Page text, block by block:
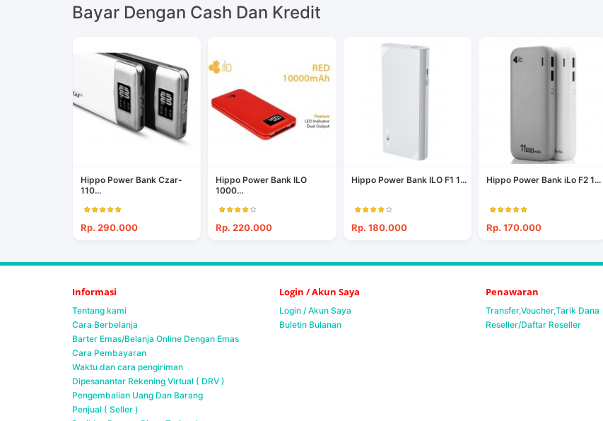
Bayar Dengan Cash Dan Kredit
Hippo Power Bank Czar-
110...
Rp. 290.000
Hippo Power Bank ILO
1000...
Rp. 220.000
Hippo Power Bank ILO F1 1...
Rp. 180.000
Hippo Power Bank iLo F2 1...
Rp. 170.000
Informasi
Tentang kami
Cara Berbelanja
Barter Emas/Belanja Online Dengan Emas
Cara Pembayaran
Waktu dan cara pengiriman
Dipesanantar Rekening Virtual ( DRV )
Pengembalian Uang Dan Barang
Penjual ( Seller )
Login / Akun Saya
Login / Akun Saya
Buletin Bulanan
Penawaran
Transfer,Voucher,Tarik Dana
Reseller/Daftar Reseller